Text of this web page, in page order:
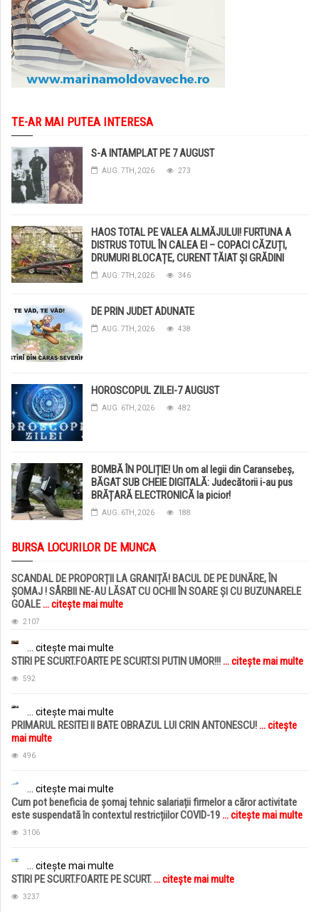
TE-AR MAI PUTEA INTERESA
S-A INTAMPLAT PE 7 AUGUST
AUG. 7TH, 2026 273
HAOS TOTAL PE VALEA ALMĂJULUI! FURTUNA A
DISTRUS TOTUL ÎN CALEA EI – COPACI CĂZUȚI,
DRUMURI BLOCAȚE, CURENT TĂIAT ȘI GRĂDINI
DISTRUSE DE GRINDINĂ!
AUG. 7TH, 2026 346
DE PRIN JUDET ADUNATE
AUG. 7TH, 2026 438
HOROSCOPUL ZILEI-7 AUGUST
AUG. 6TH, 2026 482
BOMBĂ ÎN POLIȚIE! Un om al legii din Caransebeș,
BĂGAT SUB CHEIE DIGITALĂ: Judecătorii i-au pus
BRĂȚARĂ ELECTRONICĂ la picior!
AUG. 6TH, 2026 188
BURSA LOCURILOR DE MUNCA
SCANDAL DE PROPORȚII LA GRANIȚĂ! BACUL DE PE DUNĂRE, ÎN
ȘOMAJ ! SÂRBII NE-AU LĂSAT CU OCHII ÎN SOARE ȘI CU BUZUNARELE
GOALE... citește mai multe
2107
... citește mai multe
STIRI PE SCURT.FOARTE PE SCURT.SI PUTIN UMOR!!!... citește mai multe
592
... citește mai multe
PRIMARUL RESITEI II BATE OBRAZUL LUI CRIN ANTONESCU!... citește
mai multe
496
... citește mai multe
Cum pot beneficia de șomaj tehnic salariații firmelor a căror activitate
este suspendată în contextul restricțiilor COVID-19... citește mai multe
3106
... citește mai multe
STIRI PE SCURT.FOARTE PE SCURT.... citește mai multe
3237